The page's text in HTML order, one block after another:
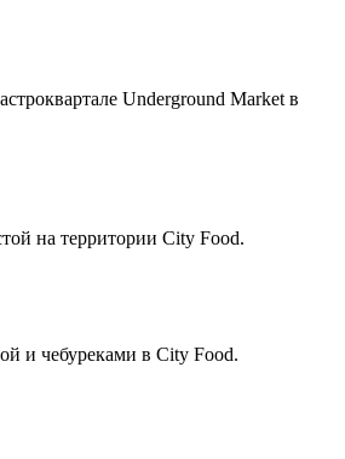
Underground Market в
на территории City Food.
и чебуреками в City Food.